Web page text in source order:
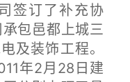
签订了补充协
包邑都上城三
及装饰工程。
年2月28日建